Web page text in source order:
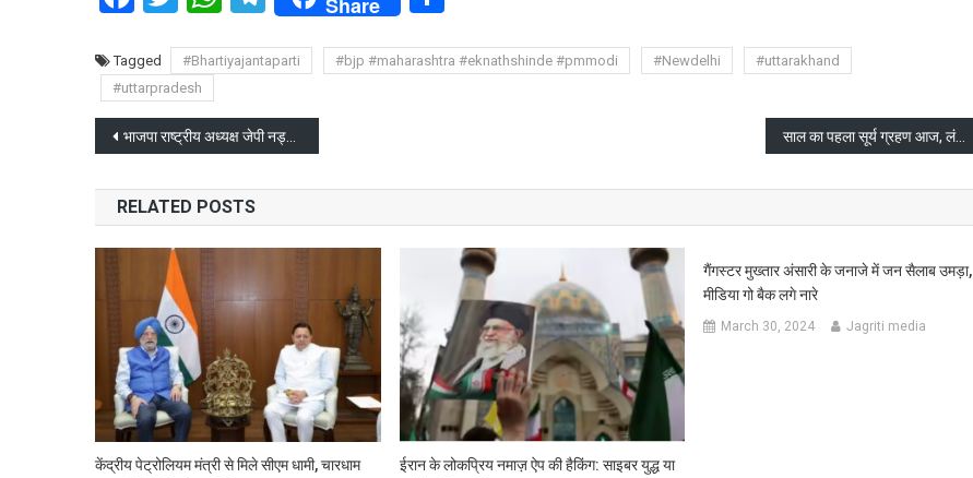
बदला
पाला,
Tagged #Bhartiyajantaparti #bjp #maharashtra #eknathshinde #pmmodi #Newdelhi
#uttarakhand
#uttarpradesh
Post
navigation
भाजपा राष्ट्रीय अध्यक्ष जेपी नड्डा की चोरी हुई फॉर्च्यूनर एसयूवी कार बनारस से बरामद साल का पहला सूर्य ग्रहण आज, लंबी अवधि तक चलेगा ग्रहण
RELATED POSTS
केंद्रीय पेट्रोलियम मंत्री से मिले सीएम धामी, चारधाम
ईरान के लोकप्रिय नमाज़ ऐप की हैकिंग: साइबर युद्ध या
गैंगस्टर मुख्तार अंसारी के जनाजे में जन सैलाब उमड़ा,
मीडिया गो बैक लगे नारे
March 30, 2024 Jagriti media